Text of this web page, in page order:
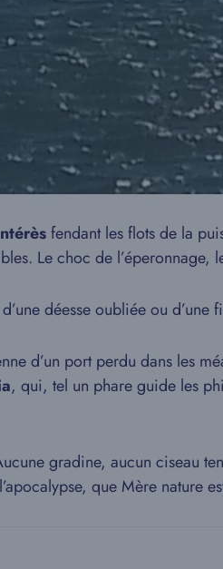
fendant les flots de la
Le choc de l’éperonnage,
déesse oubliée ou
d’un port perdu dans les
, qui, tel un phare guide les
gradine, aucun ciseau
que Mère nature